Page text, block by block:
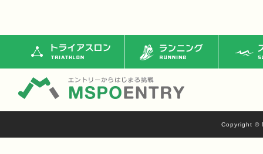
トライアスロン ランニング ス
Copyright ©